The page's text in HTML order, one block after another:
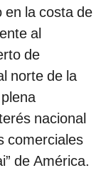
en la costa de
al
de
norte de la
nacional
comerciales
de América.